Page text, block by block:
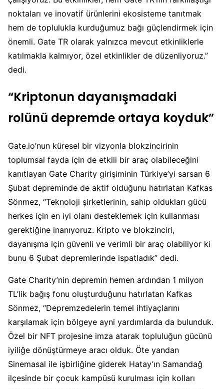
noktaları ve inovatif ürünlerini ekosisteme tanıtmak
hem de toplulukla kurduğumuz bağı güçlendirmek için
önemli. Gate TR olarak yalnızca mevcut etkinliklerle
katılmakla kalmıyor, özel etkinlikler de düzenliyoruz.”
dedi.
“Kriptonun dayanışmadaki
rolünü depremde ortaya koyduk”
Gate.io’nun küresel bir vizyonla blokzincirinin
toplumsal fayda için de etkili bir araç olabileceğini
kanıtlayan Gate Charity girişiminin Türkiye’yi sarsan 6
Şubat depreminde de aktif olduğunu hatırlatan Kafkas
Sönmez, “Teknoloji şirketlerinin, sahip oldukları gücü
herkes için en iyi olanı desteklemek için kullanması
gerektiğine inanıyoruz. Kripto ve blokzinciri,
dayanışma için güvenli ve verimli bir araç olabiliyor ki
bunu 6 Şubat depremlerinde ispatladık” dedi.
Gate Charity’nin depremin hemen ardından 1 milyon
TL’lik bağış fonu oluşturduğunu hatırlatan Kafkas
Sönmez, “Depremzedelerin temel ihtiyaçlarını
karşılamak için bölgeye ayni yardımlarda da bulunduk.
Özel bir NFT projesine imza atarak topluluğun gücünü
iyiliğe dönüştürmeye aracı olduk. Öte yandan
Sinemasal ile işbirliğine giderek Hatay’ın Samandağ
ilçesinde bir çocuk kampüsü kurulması için kolları